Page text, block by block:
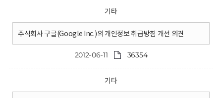
기타
주식회사 구글(Google Inc.)의 개인정보 취급방침 개선 의견
2012-06-11 36354
기타